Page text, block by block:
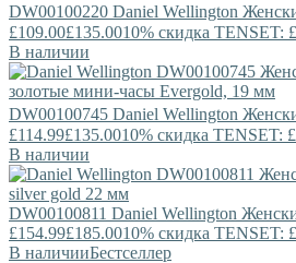
DW00100220 Daniel Wellington
£109.00£135.0010% скидка TENSET:
В наличии
DW00100745 Daniel Wellington
£114.99£135.0010% скидка TENSET:
В наличии
DW00100811 Daniel Wellington
£154.99£185.0010% скидка TENSET:
В наличииБестселлер